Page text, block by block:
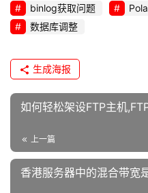
binlog获取问题
数据库调整
生成海报
如何轻松架设FTP主机
上一篇
香港服务器中的混合带宽